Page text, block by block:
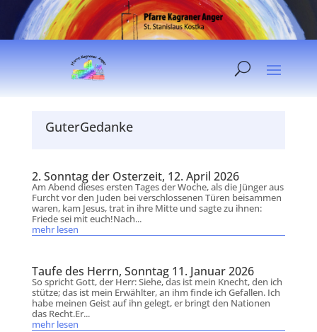
GuterGedanke
2. Sonntag der Osterzeit, 12. April 2026
Am Abend dieses ersten Tages der Woche, als die Jünger aus
Furcht vor den Juden bei verschlossenen Türen beisammen
waren, kam Jesus, trat in ihre Mitte und sagte zu ihnen:
Friede sei mit euch!Nach...
mehr lesen
Taufe des Herrn, Sonntag 11. Januar 2026
So spricht Gott, der Herr: Siehe, das ist mein Knecht, den ich
stütze; das ist mein Erwählter, an ihm finde ich Gefallen. Ich
habe meinen Geist auf ihn gelegt, er bringt den Nationen
das Recht.Er...
mehr lesen